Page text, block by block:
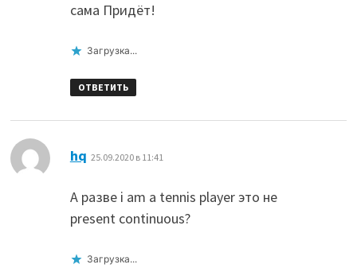
сама Придёт!
Загрузка...
ОТВЕТИТЬ
hq 25.09.2020 в 11:41
А разве i am a tennis player это не
present continuous?
Загрузка...